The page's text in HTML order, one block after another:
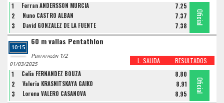
1 Ferran ANDERSSON MURCIA 7.25
Oficial
2 Nuno CASTRO ALBAN 7.37 Oficial
3 David GONZALEZ DE LA FUENTE 7.38
Oficial
10:15
60 m vallas Pentathlon
Pentathlón 1/2
L. SALIDA RESULTADOS
01/03/2025
1 Celia FERNANDEZ BOUZA 8.80
Oficial
2 Valeria KRASNITSKAYA GAIKO 8.91 Oficial
3 Lorena VALERO CASANOVA 8.95
Oficial